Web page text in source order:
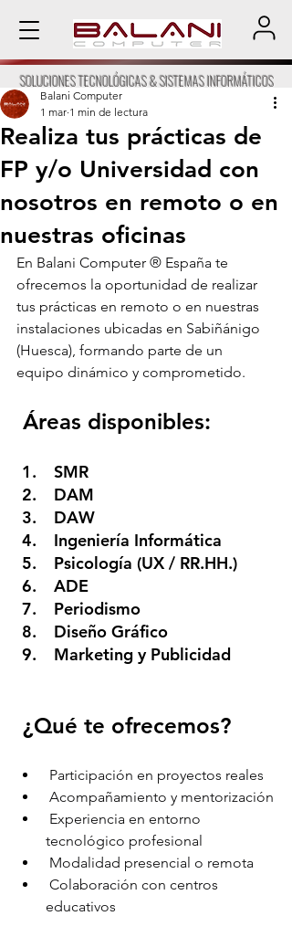
SOLUCIONES TECNOLÓGICAS & SISTEMAS INFORMÁTICOS
Realiza tus prácticas de
FP y/o Universidad con
nosotros en remoto o en
nuestras oficinas
Balani Computer
1 mar 1 min de lectura
En Balani Computer ® España te
ofrecemos la oportunidad de realizar
tus prácticas en remoto o en nuestras
instalaciones ubicadas en Sabiñánigo
(Huesca), formando parte de un
equipo dinámico y comprometido.
Áreas disponibles:
SMR
DAM
DAW
Ingeniería Informática
Psicología (UX / RR.HH.)
ADE
Periodismo
Diseño Gráfico
Marketing y Publicidad
¿Qué te ofrecemos?
Participación en proyectos reales
Acompañamiento y mentorización
Experiencia en entorno
tecnológico profesional
Modalidad presencial o remota
Colaboración con centros
educativos